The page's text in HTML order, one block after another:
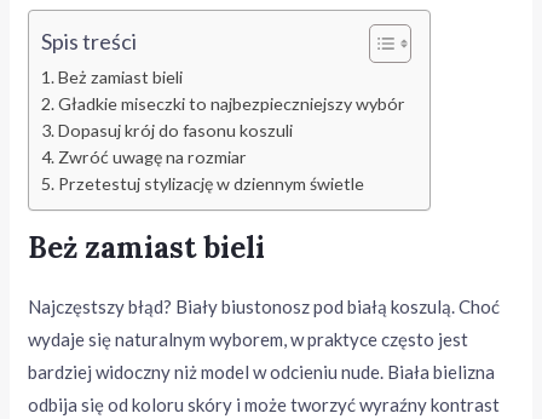
Spis treści
Beż zamiast bieli
Gładkie miseczki to najbezpieczniejszy wybór
Dopasuj krój do fasonu koszuli
Zwróć uwagę na rozmiar
Przetestuj stylizację w dziennym świetle
Beż zamiast bieli
Najczęstszy błąd? Biały biustonosz pod białą koszulą. Choć
wydaje się naturalnym wyborem, w praktyce często jest
bardziej widoczny niż model w odcieniu nude. Biała bielizna
odbija się od koloru skóry i może tworzyć wyraźny kontrast